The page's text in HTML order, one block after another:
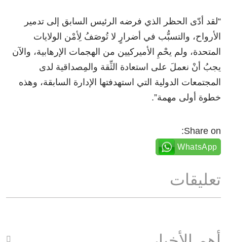
“لقد أدّى الحظر الذي فرضه الرئيس السابق إلى تدمير
الأرواح، والتسبُّب في أضرارٍ لا تُوصَفُ لِأمْن الولايات
المتحدة، ولم يحْمِ الأميركيين من الهجمات الإرهابية، والآن
يجبُ أنْ نعملَ على استعادة الثِّقة والمِصداقية لدى
المجتمعات الدولية التي استهدفتها الإدارة السابقة، وهذه
خطوة أولى مهمة”.
Share on:
WhatsApp
تعليقات